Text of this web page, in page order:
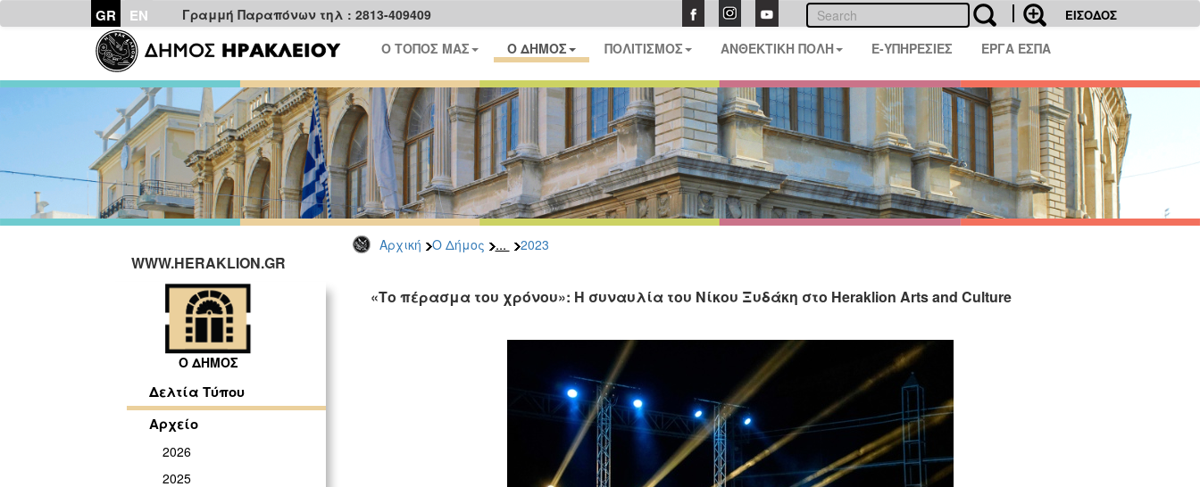
GR EN Γραμμή Παραπόνων τηλ : 2813-409409 ΕΙΣΟΔΟΣ
Ο ΤΟΠΟΣ ΜΑΣ Ο ΔΗΜΟΣ ΠΟΛΙΤΙΣΜΟΣ ΑΝΘΕΚΤΙΚΗ ΠΟΛΗ E-ΥΠΗΡΕΣΙΕΣ ΕΡΓΑ ΕΣΠΑ
Αρχική Ο Δήμος ... 2023
WWW.HERAKLION.GR
Ο ΔΗΜΟΣ
Δελτία Τύπου
Αρχείο
2026
2025
«Το πέρασμα του χρόνου»: Η συναυλία του Νίκου Ξυδάκη στο Heraklion Arts and Culture